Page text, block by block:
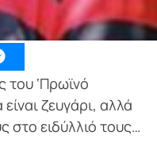
του ‘Πρωϊνό
ζευγάρι, αλλά
στο ειδύλλιό τους…